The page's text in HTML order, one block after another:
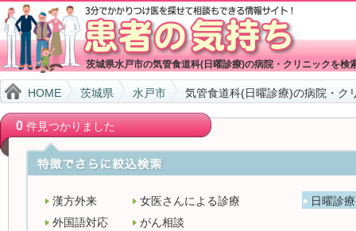
茨城県水戸市の気管食道科(日曜診療)の病院・クリニックを検
HOME 茨城県 水戸市 気管食道科(日曜診療)の病院・ク
0件見つかりました
漢方外来 女医さんによる診療
日曜診療
外国語対応
がん相談